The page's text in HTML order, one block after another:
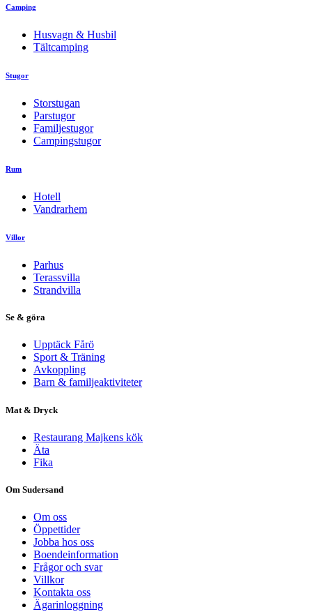
Camping
Husvagn & Husbil
Tältcamping
Stugor
Storstugan
Parstugor
Familjestugor
Campingstugor
Rum
Hotell
Vandrarhem
Villor
Parhus
Terassvilla
Strandvilla
Se & göra
Upptäck Fårö
Sport & Träning
Avkoppling
Barn & familjeaktiviteter
Mat & Dryck
Restaurang Majkens kök
Äta
Fika
Om Sudersand
Om oss
Öppettider
Jobba hos oss
Boendeinformation
Frågor och svar
Villkor
Kontakta oss
Ägarinloggning